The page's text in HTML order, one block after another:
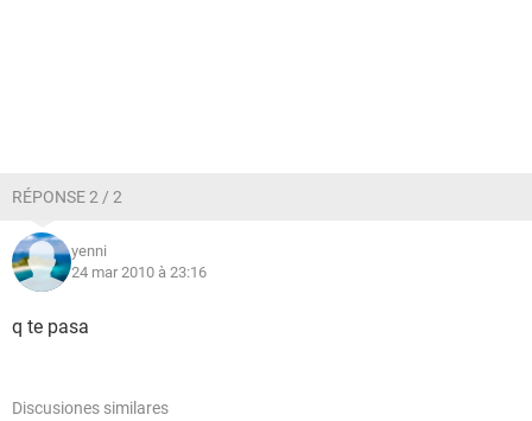
RÉPONSE 2 / 2
yenni
24 mar 2010 à 23:16
q te pasa
Discusiones similares